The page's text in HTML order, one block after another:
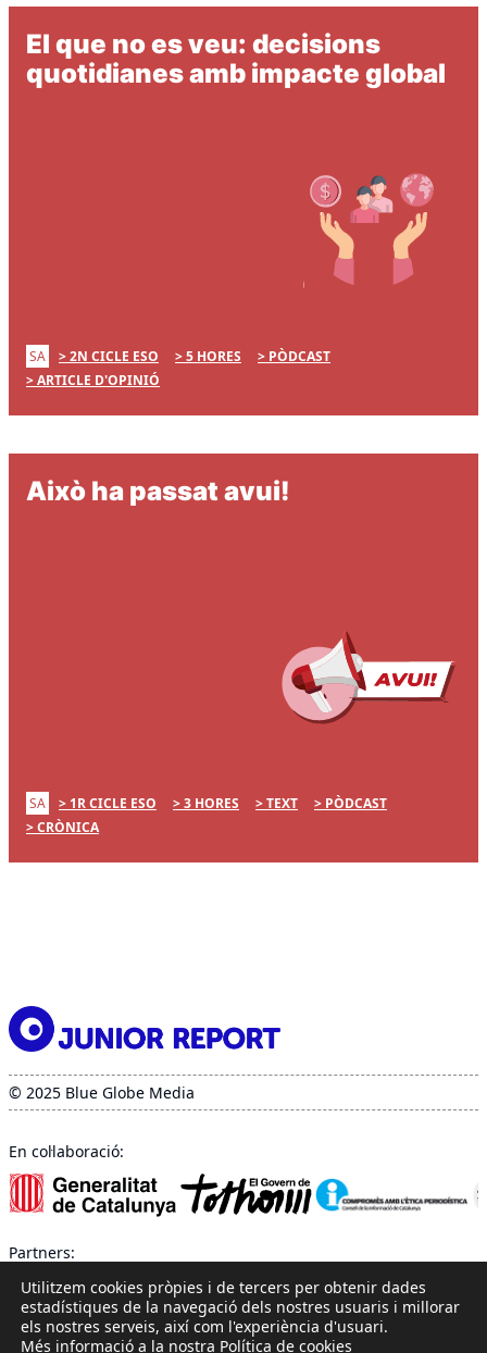
El que no es veu: decisions
quotidianes amb impacte global
SA 2N CICLE ESO 5 HORES
PÒDCAST
ARTICLE D'OPINIÓ
Això ha passat avui!
SA 1R CICLE ESO 3 HORES TEXT
PÒDCAST
CRÒNICA
© 2025 Blue Globe Media
En col·laboració:
Partners:
Utilitzem cookies pròpies i de tercers per obtenir dades
estadístiques de la navegació dels nostres usuaris i millorar
els nostres serveis, així com l'experiència d'usuari.
Més informació a la nostra Política de cookies